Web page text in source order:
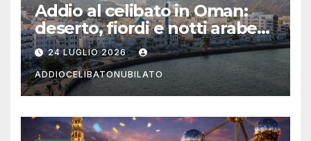
Addio al celibato in Oman:
deserto, fiordi e notti arabe
tra Muscat e Musandam
24 LUGLIO 2026
ADDIOCELIBATONUBILATO